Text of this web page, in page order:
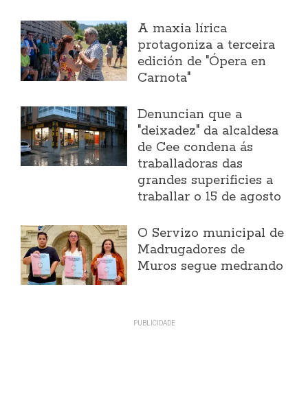
A maxia lírica
protagoniza a terceira
edición de "Ópera en
Carnota"
Denuncian que a
"deixadez" da alcaldesa
de Cee condena ás
traballadoras das
grandes superificies a
traballar o 15 de agosto
O Servizo municipal de
Madrugadores de
Muros segue medrando